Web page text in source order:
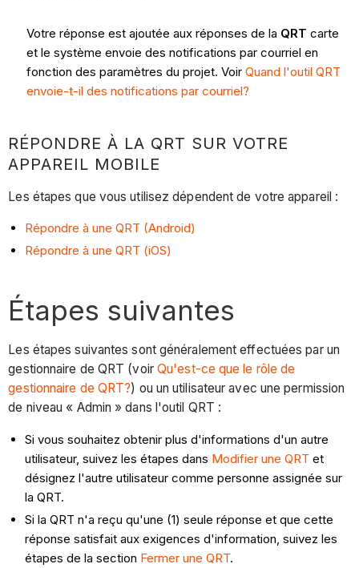
Votre réponse est ajoutée aux réponses de la QRT carte
et le système envoie des notifications par courriel en
fonction des paramètres du projet. Voir Quand l'outil QRT
envoie-t-il des notifications par courriel?
RÉPONDRE À LA QRT SUR VOTRE
APPAREIL MOBILE
Les étapes que vous utilisez dépendent de votre appareil :
Répondre à une QRT (Android)
Répondre à une QRT (iOS)
Étapes suivantes
Les étapes suivantes sont généralement effectuées par un
gestionnaire de QRT (voir Qu'est-ce que le rôle de
gestionnaire de QRT?) ou un utilisateur avec une permission
de niveau « Admin » dans l'outil QRT :
Si vous souhaitez obtenir plus d'informations d'un autre
utilisateur, suivez les étapes dans Modifier une QRT et
désignez l'autre utilisateur comme personne assignée sur
la QRT.
Si la QRT n'a reçu qu'une (1) seule réponse et que cette
réponse satisfait aux exigences d'information, suivez les
étapes de la section Fermer une QRT.